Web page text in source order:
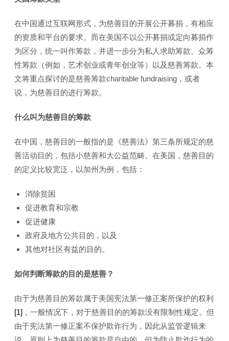
在中国通过互联网形式，为慈善目的开展公开募捐，有相应
的资质和平台的要求。而在美国不以公开募捐或定向募捐作
为区分，统一叫作筹款，并进一步分为私人求助筹款、众筹
性筹款（例如，艺术创业或青年创业等）以及慈善筹款。本
文将重点探讨的是慈善筹款charitable fundraising，或者
说，为慈善目的进行筹款。
什么叫为慈善目的筹款
在中国，慈善目的一般指的是《慈善法》第三条所规定的慈
善活动目的，包括小慈善和大公益范畴。在美国，慈善目的
的定义比较宽泛，以加州为例，包括：
消除贫困
促进教育和宗教
促进健康
政府及地方公共目的，以及
其他对社区有益的目的。
如何判断筹款的目的是慈善？
由于为慈善目的筹款属于美国宪法第一修正案所保护的权利
[1] ，一般情况下，对于慈善目的的筹款没有限制性规定。但
由于宪法第一修正案不保护欺诈行为，因此从监管逻辑来